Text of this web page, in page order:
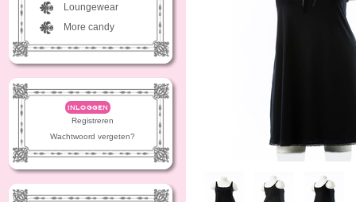
Loungewear
More candy
inloggen
Registreren
Wachtwoord vergeten?